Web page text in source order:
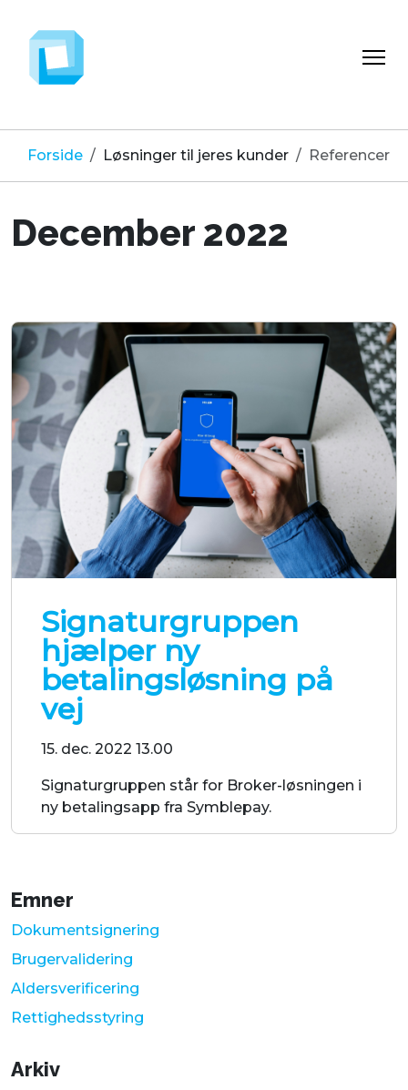
Forside Løsninger til jeres kunder Referencer
December 2022
Signaturgruppen
hjælper ny
betalingsløsning på
vej
15. dec. 2022 13.00
Signaturgruppen står for Broker-løsningen i
ny betalingsapp fra Symblepay.
Emner
Dokumentsignering
Brugervalidering
Aldersverificering
Rettighedsstyring
Arkiv